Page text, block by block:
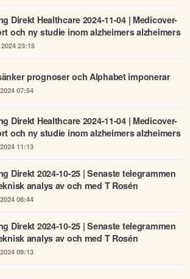
Direkt Healthcare 2024-11-04 | Medicover-
och ny studie inom alzheimers alzheimers
23:15
prognoser och Alphabet imponerar
07:54
Direkt Healthcare 2024-11-04 | Medicover-
och ny studie inom alzheimers alzheimers
11:13
Direkt 2024-10-25 | Senaste telegrammen
analys av och med T Rosén
08:44
Direkt 2024-10-25 | Senaste telegrammen
analys av och med T Rosén
09:13